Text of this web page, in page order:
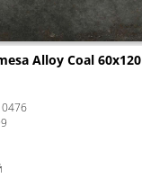
Alloy Coal 60x120